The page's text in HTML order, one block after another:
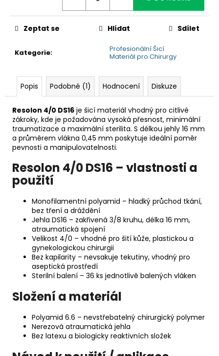
Kategorie:
Profesionální Šicí
Materiál pro Chirurgy
Zeptat se Hlídat Sdílet
Popis Podobné (1) Hodnocení Diskuze
Resolon 4/0 DS16 je šicí materiál vhodný pro citlivé
zákroky, kde je požadována vysoká přesnost, minimální
traumatizace a maximální sterilita. S délkou jehly 16 mm
a průměrem vlákna 0,45 mm poskytuje ideální poměr
pevnosti a manipulovatelnosti.
Resolon 4/0 DS16 – vlastnosti a
použití
Monofilamentní polyamid – hladký průchod tkání,
bez tření a dráždění
Jehla DS16 – zakřivená 3/8 kruhu, délka 16 mm,
atraumatická spojení
Velikost 4/0 – vhodné pro šití kůže, plastickou a
gynekologickou chirurgii
Bez kapilarity – nevsakuje tekutiny, vhodný pro
aseptická prostředí
Sterilní balení – 36 ks jednotlivě balených vláken
Složení a materiál
Polyamid 6.6 – nevstřebatelný chirurgický polymer
Nerezová atraumatická jehla
Bez latexu a biologicky reaktivních složek